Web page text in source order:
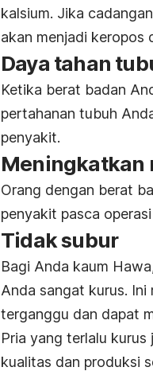
kalsium. Jika
akan menjadi keropos
Daya tahan
Ketika berat badan
pertahanan tubuh
penyakit.
Meningkatkan
Orang dengan berat
penyakit pasca
Tidak subur
Bagi Anda kaum
Anda sangat kurus.
terganggu dan dapat
Pria yang terlalu
kualitas dan produksi